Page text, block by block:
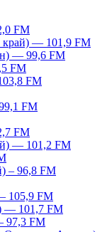
FM
край) — 101,9 FM
— 99,6 FM
FM
FM
FM
FM
— 101,2 FM
– 96,8 FM
105,9 FM
— 101,7 FM
97,3 FM